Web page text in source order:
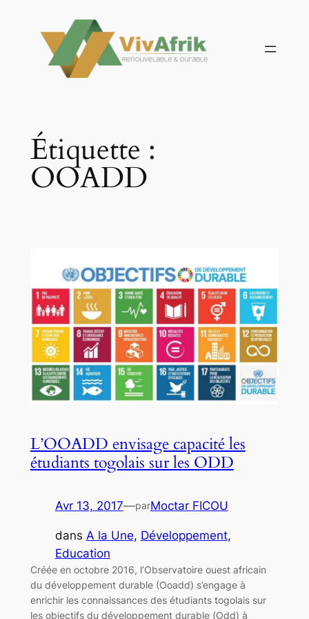
contenu
Étiquette :
OOADD
L’OOADD envisage capacité les
étudiants togolais sur les ODD
Avr 13, 2017—parMoctar FICOU
dans A la Une, Développement
Education
Créée en octobre 2016, l’Observatoire ouest africain
du développement durable (Ooadd) s’engage à
enrichir les connaissances des étudiants togolais sur
les objectifs du développement durable (Odd) à